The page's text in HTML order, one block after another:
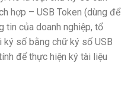
hợp – USB Token (dùng để
tin của doanh nghiệp, tổ
ký số bằng chữ ký số USB
để thực hiện ký tài liệu